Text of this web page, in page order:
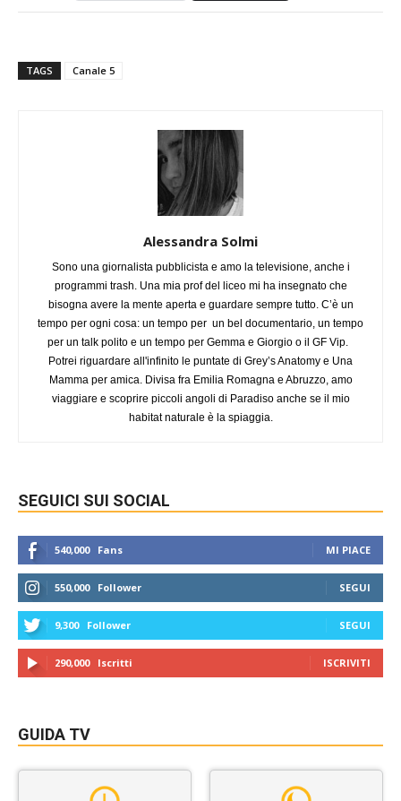
TAGS Canale 5
Alessandra Solmi
Sono una giornalista pubblicista e amo la televisione, anche i
programmi trash. Una mia prof del liceo mi ha insegnato che
bisogna avere la mente aperta e guardare sempre tutto. C’è un
tempo per ogni cosa: un tempo per un bel documentario, un tempo
per un talk polito e un tempo per Gemma e Giorgio o il GF Vip.
Potrei riguardare all'infinito le puntate di Grey’s Anatomy e Una
Mamma per amica. Divisa fra Emilia Romagna e Abruzzo, amo
viaggiare e scoprire piccoli angoli di Paradiso anche se il mio
habitat naturale è la spiaggia.
SEGUICI SUI SOCIAL
540,000 Fans MI PIACE
550,000 Follower SEGUI
9,300 Follower SEGUI
290,000 Iscritti ISCRIVITI
GUIDA TV